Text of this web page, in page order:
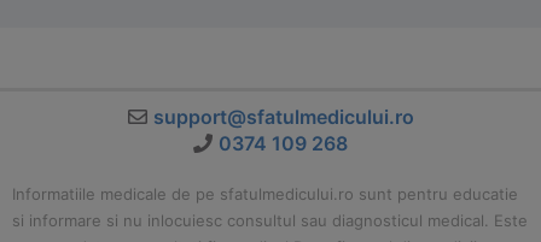
support@sfatulmedicului.ro
0374 109 268
Informatiile medicale de pe sfatulmedicului.ro sunt pentru educatie
si informare si nu inlocuiesc consultul sau diagnosticul medical. Este